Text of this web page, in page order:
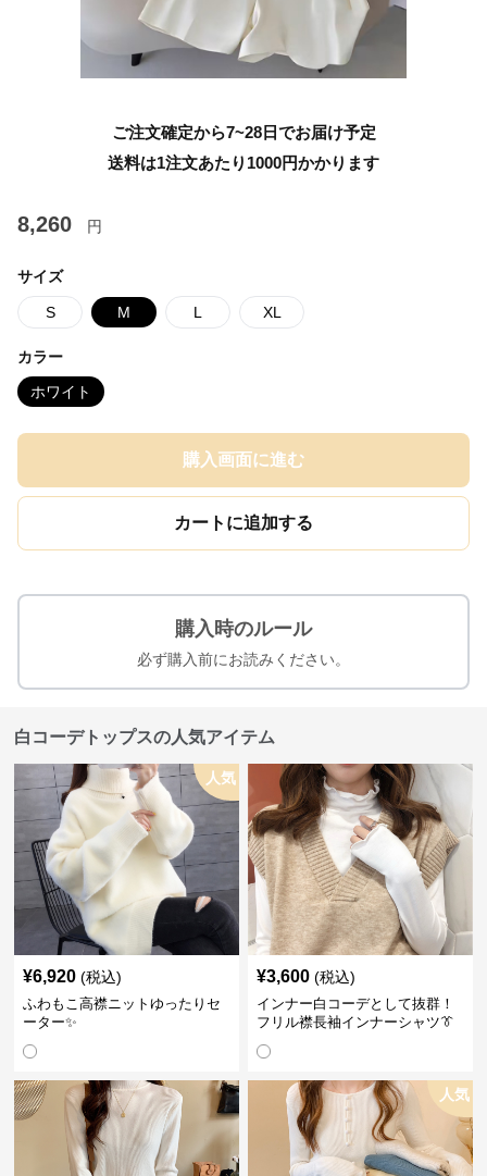
ご注文確定から7~28日でお届け予定
送料は1注文あたり 1000円かかります
8,260 円
サイズ
S M L XL
カラー
ホワイト
購入画面に進む
カートに追加する
購入時のルール
必ず購入前にお読みください。
白コーデトップスの人気アイテム
人気
¥6,920 (税込)
ふわもこ高襟ニットゆったりセ
ーター✨
¥3,600 (税込)
インナー白コーデとして抜群！
フリル襟長袖インナーシャツ👔
人気